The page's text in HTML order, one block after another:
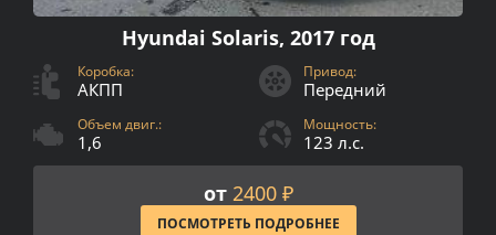
Hyundai Solaris, 2017 год
Коробка:
АКПП
Привод:
Передний
Объем двиг.:
1,6
Мощность:
123 л.с.
от 2400 ₽
ПОСМОТРЕТЬ ПОДРОБНЕЕ